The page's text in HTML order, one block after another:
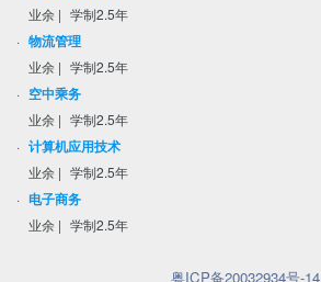
业余 | 学制2.5年
· 物流管理
业余 | 学制2.5年
· 空中乘务
业余 | 学制2.5年
· 计算机应用技术
业余 | 学制2.5年
· 电子商务
业余 | 学制2.5年
粤ICP备20032934号-14